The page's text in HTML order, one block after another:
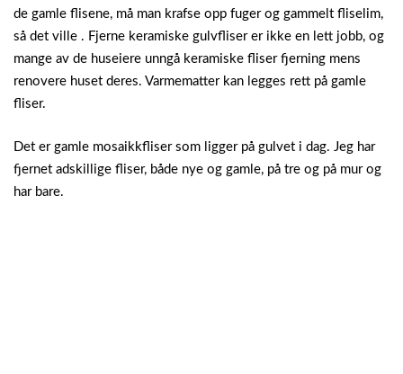
de gamle flisene, må man krafse opp fuger og gammelt fliselim,
så det ville . Fjerne keramiske gulvfliser er ikke en lett jobb, og
mange av de huseiere unngå keramiske fliser fjerning mens
renovere huset deres. Varmematter kan legges rett på gamle
fliser.
Det er gamle mosaikkfliser som ligger på gulvet i dag. Jeg har
fjernet adskillige fliser, både nye og gamle, på tre og på mur og
har bare.